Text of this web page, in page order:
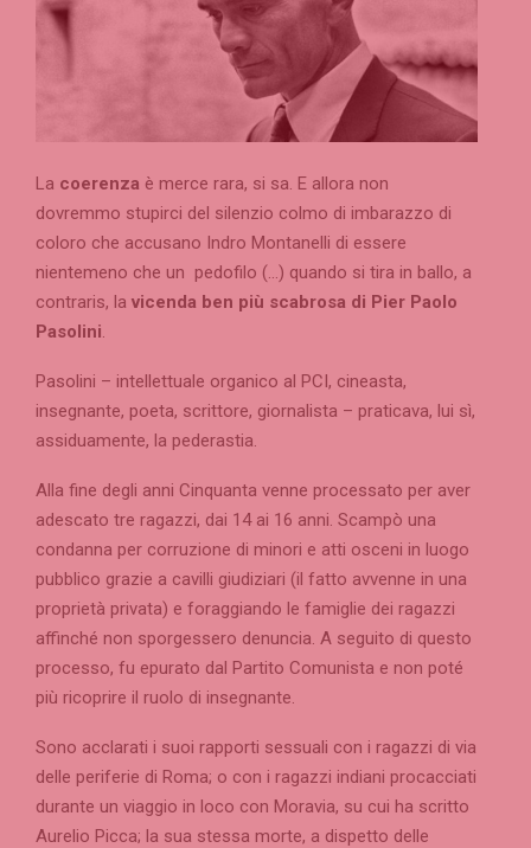
La coerenza è merce rara, si sa. E allora non
dovremmo stupirci del silenzio colmo di imbarazzo di
coloro che accusano Indro Montanelli di essere
nientemeno che un pedofilo (…) quando si tira in ballo, a
contraris, la vicenda ben più scabrosa di Pier Paolo
Pasolini
Pasolini – intellettuale organico al PCI, cineasta,
insegnante, poeta, scrittore, giornalista – praticava, lui sì,
assiduamente, la pederastia.
Alla fine degli anni Cinquanta venne processato per aver
adescato tre ragazzi, dai 14 ai 16 anni. Scampò una
condanna per corruzione di minori e atti osceni in luogo
pubblico grazie a cavilli giudiziari (il fatto avvenne in una
proprietà privata) e foraggiando le famiglie dei ragazzi
affinché non sporgessero denuncia. A seguito di questo
processo, fu epurato dal Partito Comunista e non poté
più ricoprire il ruolo di insegnante.
Sono acclarati i suoi rapporti sessuali con i ragazzi di via
delle periferie di Roma; o con i ragazzi indiani procacciati
durante un viaggio in loco con Moravia, su cui ha scritto
Aurelio Picca; la sua stessa morte, a dispetto delle